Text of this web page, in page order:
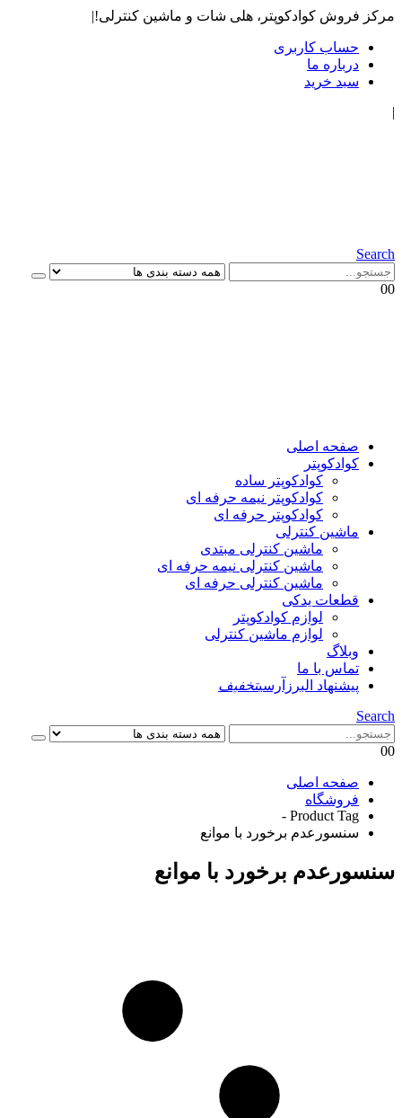
مرکز فروش کوادکوپتر، هلی شات و ماشین کنترلی!|
حساب کاربری
درباره ما
سبد خرید
|
Search
00
صفحه اصلی
کوادکوپتر
کوادکوپتر ساده
کوادکوپتر نیمه حرفه ای
کوادکوپتر حرفه ای
ماشین کنترلی
ماشین کنترلی مبتدی
ماشین کنترلی نیمه حرفه ای
ماشین کنترلی حرفه ای
قطعات یدکی
لوازم کوادکوپتر
لوازم ماشین کنترلی
وبلاگ
تماس با ما
پیشنهاد البرزآرسیتخفیف
Search
00
صفحه اصلی
فروشگاه
Product Tag -
سنسورعدم برخورد با موانع
سنسورعدم برخورد با موانع